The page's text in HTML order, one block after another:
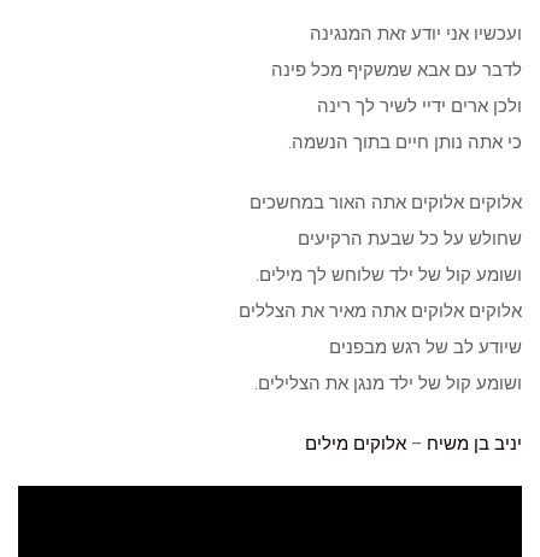
ועכשיו אני יודע זאת המנגינה
לדבר עם אבא שמשקיף מכל פינה
ולכן ארים ידיי לשיר לך רינה
כי אתה נותן חיים בתוך הנשמה.
אלוקים אלוקים אתה האור במחשכים
שחולש על כל שבעת הרקיעים
ושומע קול של ילד שלוחש לך מילים.
אלוקים אלוקים אתה מאיר את הצללים
שיודע לב של רגש מבפנים
ושומע קול של ילד מנגן את הצלילים.
יניב בן משיח – אלוקים מילים